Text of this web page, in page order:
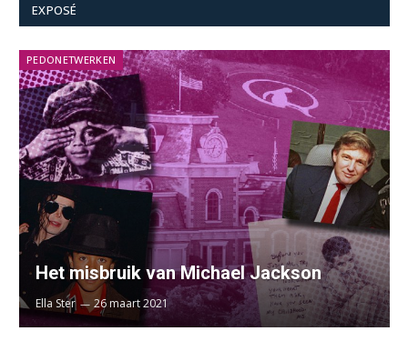
EXPOSÉ
PEDONETWERKEN
Het misbruik van Michael Jackson
Ella Ster 26 maart 2021